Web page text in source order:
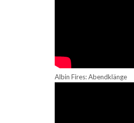
Albin Fires: Abendklänge